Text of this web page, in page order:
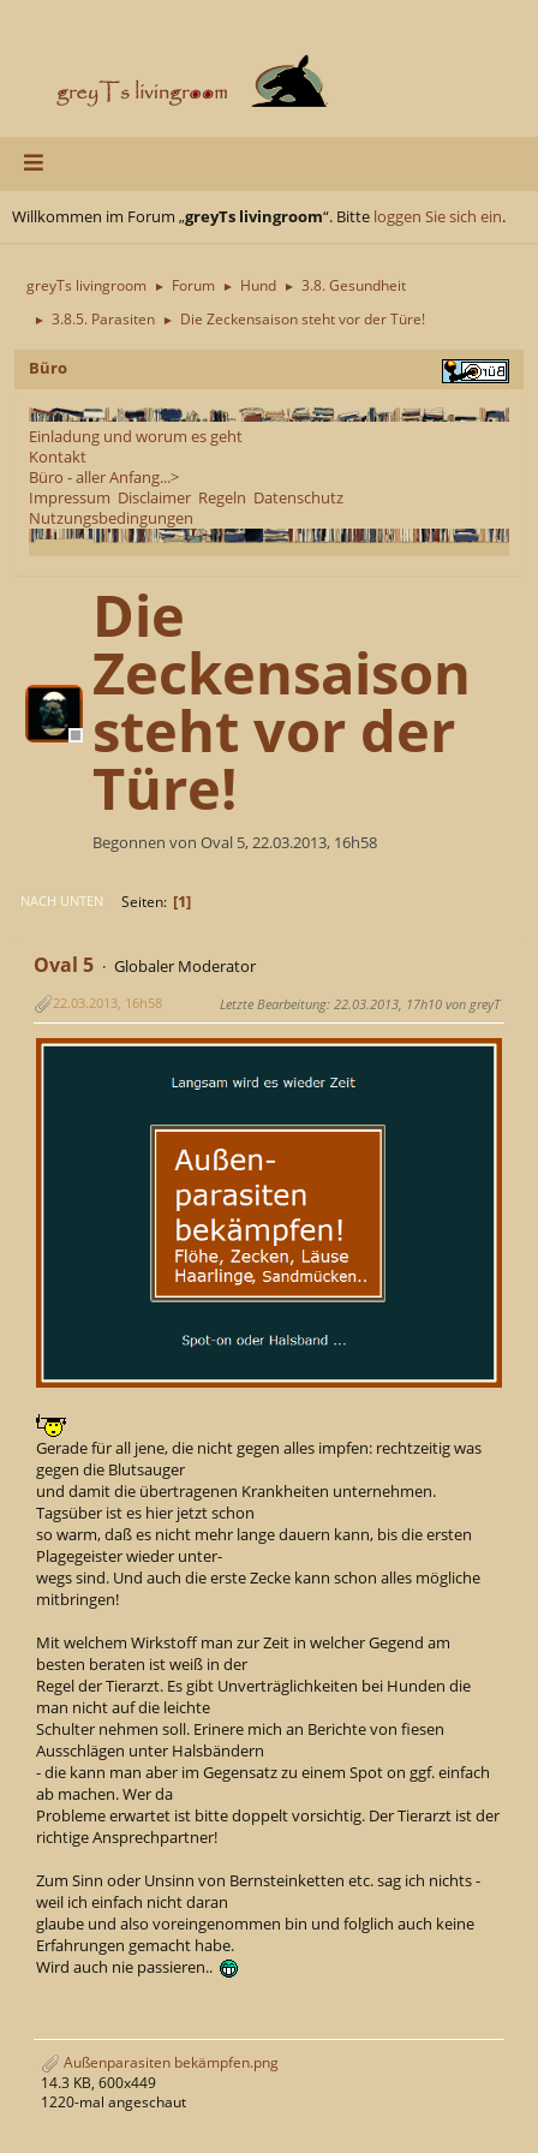
Willkommen im Forum „greyTs livingroom“. Bitte loggen Sie sich ein.
greyTs livingroom ► Forum ► Hund ► 3.8. Gesundheit
► 3.8.5. Parasiten ► Die Zeckensaison steht vor der Türe!
Büro
Einladung und worum es geht
Kontakt
Büro - aller Anfang...>
Impressum Disclaimer Regeln Datenschutz
Nutzungsbedingungen
Die
Zeckensaison
steht vor der
Türe!
Begonnen von Oval 5, 22.03.2013, 16h58
NACH UNTEN Seiten 1
Oval 5 Globaler Moderator
22.03.2013, 16h58 Letzte Bearbeitung: 22.03.2013, 17h10 von greyT
Gerade für all jene, die nicht gegen alles impfen: rechtzeitig was
gegen die Blutsauger
und damit die übertragenen Krankheiten unternehmen.
Tagsüber ist es hier jetzt schon
so warm, daß es nicht mehr lange dauern kann, bis die ersten
Plagegeister wieder unter-
wegs sind. Und auch die erste Zecke kann schon alles mögliche
mitbringen!
Mit welchem Wirkstoff man zur Zeit in welcher Gegend am
besten beraten ist weiß in der
Regel der Tierarzt. Es gibt Unverträglichkeiten bei Hunden die
man nicht auf die leichte
Schulter nehmen soll. Erinere mich an Berichte von fiesen
Ausschlägen unter Halsbändern
- die kann man aber im Gegensatz zu einem Spot on ggf. einfach
ab machen. Wer da
Probleme erwartet ist bitte doppelt vorsichtig. Der Tierarzt ist der
richtige Ansprechpartner!
Zum Sinn oder Unsinn von Bernsteinketten etc. sag ich nichts -
weil ich einfach nicht daran
glaube und also voreingenommen bin und folglich auch keine
Erfahrungen gemacht habe.
Wird auch nie passieren..
Außenparasiten bekämpfen.png
14.3 KB, 600x449
1220-mal angeschaut